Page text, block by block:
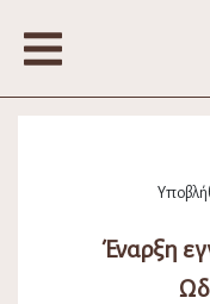
Έναρξη